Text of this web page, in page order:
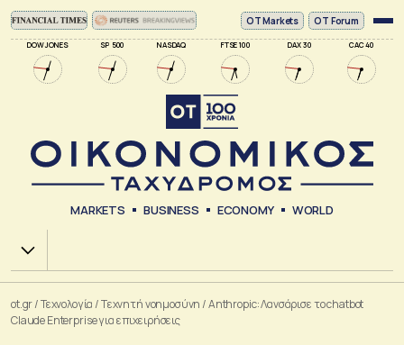
DOW JONES SP 500 NASDAQ FTSE 100 DAX 30 CAC 40
ΟΤ Markets OT Forum
MARKETS BUSINESS ECONOMY WORLD
Χ.Α.
ot.gr/Τεχνολογία /Tεχνητή νοημοσύνη /Anthropic: Λανσάρισε το chatbot
Claude Enterprise για επιχειρήσεις